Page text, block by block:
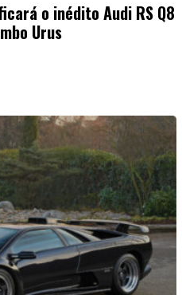
o inédito Audi RS Q8
Urus